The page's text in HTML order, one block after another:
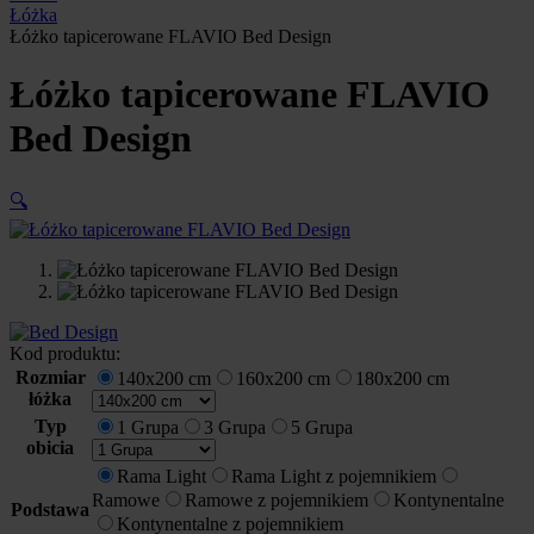
Łóżka
Łóżko tapicerowane FLAVIO Bed Design
Łóżko tapicerowane FLAVIO
Bed Design
🔍
Kod produktu:
Rozmiar
łóżka
140x200 cm 160x200 cm 180x200 cm
Typ
obicia
1 Grupa 3 Grupa 5 Grupa
Podstawa
Rama Light
Rama Light z pojemnikiem
Ramowe
Ramowe z pojemnikiem
Kontynentalne
Kontynentalne z pojemnikiem